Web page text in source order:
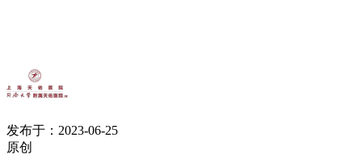
发布于：2023-06-25
原创